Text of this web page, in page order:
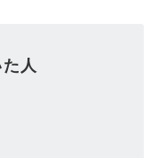
人